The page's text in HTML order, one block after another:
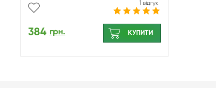
1 відгук
384 грн. КУПИТИ